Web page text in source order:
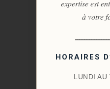
expertise est
à votre
HORAIRES
LUNDI AU